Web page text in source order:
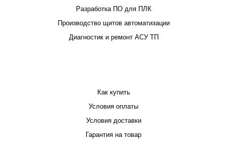
Разработка ПО для ПЛК
Производство щитов автоматизации
Диагностик и ремонт АСУ ТП
Как купить
Условия оплаты
Условия доставки
Гарантия на товар